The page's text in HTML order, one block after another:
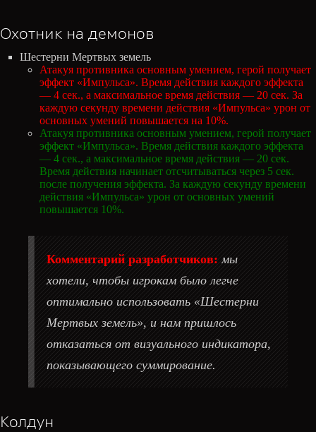
Охотник на демонов
Шестерни Мертвых земель
Атакуя противника основным умением, герой получает
эффект «Импульса». Время действия каждого эффекта
— 4 сек., а максимальное время действия — 20 сек. За
каждую секунду времени действия «Импульса» урон от
основных умений повышается на 10%.
Атакуя противника основным умением, герой получает
эффект «Импульса». Время действия каждого эффекта
— 4 сек., а максимальное время действия — 20 сек.
Время действия начинает отсчитываться через 5 сек.
после получения эффекта. За каждую секунду времени
действия «Импульса» урон от основных умений
повышается 10%.
Комментарий разработчиков: мы
хотели, чтобы игрокам было легче
оптимально использовать «Шестерни
Мертвых земель», и нам пришлось
отказаться от визуального индикатора,
показывающего суммирование.
Колдун